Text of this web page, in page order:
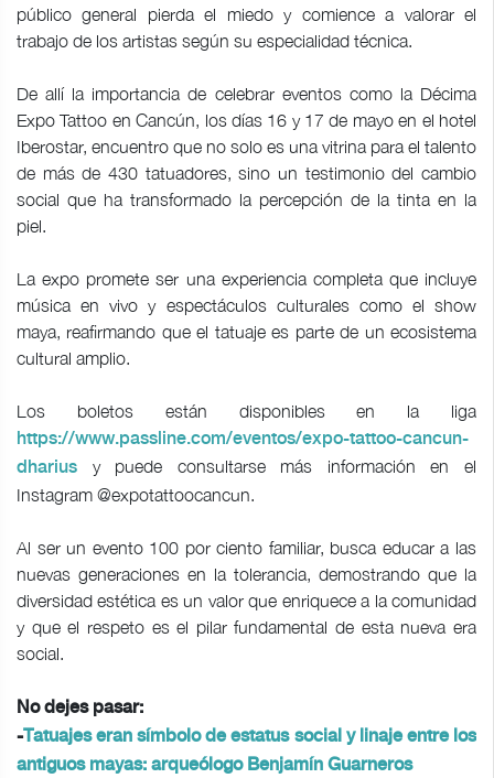
público general pierda el miedo y comience a valorar el
trabajo de los artistas según su especialidad técnica.
De allí la importancia de celebrar eventos como la Décima
Expo Tattoo en Cancún, los días 16 y 17 de mayo en el hotel
Iberostar, encuentro que no solo es una vitrina para el talento
de más de 430 tatuadores, sino un testimonio del cambio
social que ha transformado la percepción de la tinta en la
piel.
La expo promete ser una experiencia completa que incluye
música en vivo y espectáculos culturales como el show
maya, reafirmando que el tatuaje es parte de un ecosistema
cultural amplio.
Los boletos están disponibles en la liga
https://www.passline.com/eventos/expo-tattoo-cancun-
dharius y puede consultarse más información en el
Instagram @expotattoocancun.
Al ser un evento 100 por ciento familiar, busca educar a las
nuevas generaciones en la tolerancia, demostrando que la
diversidad estética es un valor que enriquece a la comunidad
y que el respeto es el pilar fundamental de esta nueva era
social.
No dejes pasar:
-Tatuajes eran símbolo de estatus social y linaje entre los
antiguos mayas: arqueólogo Benjamín Guarneros